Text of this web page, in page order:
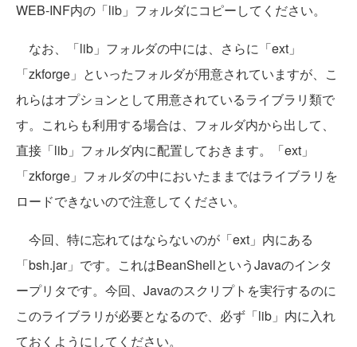
WEB-INF内の「lib」フォルダにコピーしてください。
なお、「lib」フォルダの中には、さらに「ext」
「zkforge」といったフォルダが用意されていますが、こ
れらはオプションとして用意されているライブラリ類で
す。これらも利用する場合は、フォルダ内から出して、
直接「lib」フォルダ内に配置しておきます。「ext」
「zkforge」フォルダの中においたままではライブラリを
ロードできないので注意してください。
今回、特に忘れてはならないのが「ext」内にある
「bsh.jar」です。これはBeanShellというJavaのインタ
ープリタです。今回、Javaのスクリプトを実行するのに
このライブラリが必要となるので、必ず「lib」内に入れ
ておくようにしてください。